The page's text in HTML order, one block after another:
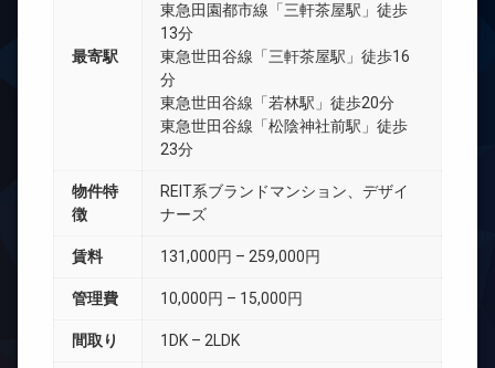
最寄駅
東急田園都市線「三軒茶屋駅」徒歩
13分
東急世田谷線「三軒茶屋駅」徒歩16
分
東急世田谷線「若林駅」徒歩20分
東急世田谷線「松陰神社前駅」徒歩
23分
物件特
徴
REIT系ブランドマンション、デザイ
ナーズ
賃料 131,000円 – 259,000円
管理費 10,000円 – 15,000円
間取り 1DK – 2LDK